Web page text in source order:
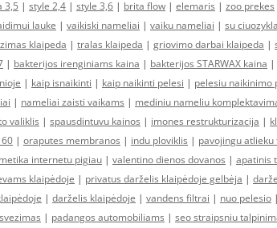
3,5 | style 2,4 | style 3,6 | brita flow | elemaris | zoo prekes
lauke | vaikiski nameliai | vaiku nameliai | su ciuozykla
klaipeda | tralas klaipeda | griovimo darbai klaipeda |
| bakterijos irenginiams kaina | bakterijos STARWAX kaina |
| kaip isnaikinti | kaip naikinti pelesi | pelesiu naikinimo
| nameliai zaisti vaikams | mediniu nameliu
valiklis | spausdintuvu kainos | imones restrukturizacija |
60 | oraputes membranos | indu ploviklis | pavojingu atlieku
internetu pigiau | valentino dienos dovanos | apatinis
klaipėdoje | privatus darželis klaipėdoje gelbėja |
| darželis klaipėdoje | vandens filtrai | nuo pelesio |
| padangos automobiliams | seo straipsniu